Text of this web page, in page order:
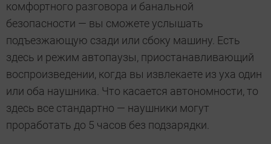
комфортного разговора и банальной
безопасности — вы сможете услышать
подъезжающую сзади или сбоку машину. Есть
здесь и режим автопаузы, приостанавливающий
воспроизведении, когда вы извлекаете из уха один
или оба наушника. Что касается автономности, то
здесь все стандартно — наушники могут
проработать до 5 часов без подзарядки.